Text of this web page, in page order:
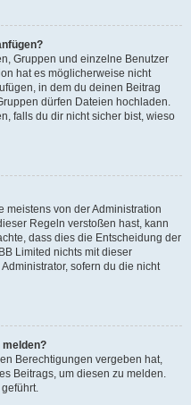
Gruppen und einzelne Benutzer
hat es möglicherweise nicht
in dem du deinen Beitrag
dürfen Dateien hochladen.
falls du dir nicht sicher bist, wieso
meistens von der Administration
Regeln verstoßen hast, kann
dass dies die Entscheidung der
Limited nichts mit dieser
sofern du die nicht
melden?
Berechtigungen vergeben hat,
Beitrags, um diesen zu melden.